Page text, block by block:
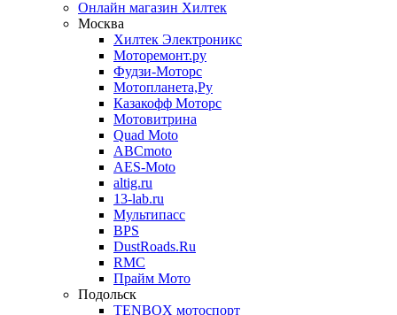
Онлайн магазин Хилтек
Москва
Хилтек Электроникс
Моторемонт.ру
Фудзи-Моторс
Мотопланета,Ру
Казакофф Моторс
Мотовитрина
Quad Moto
ABCmoto
AES-Moto
altig.ru
13-lab.ru
Мультипасс
BPS
DustRoads.Ru
RMC
Прайм Мото
Подольск
TENBOX мотоспорт